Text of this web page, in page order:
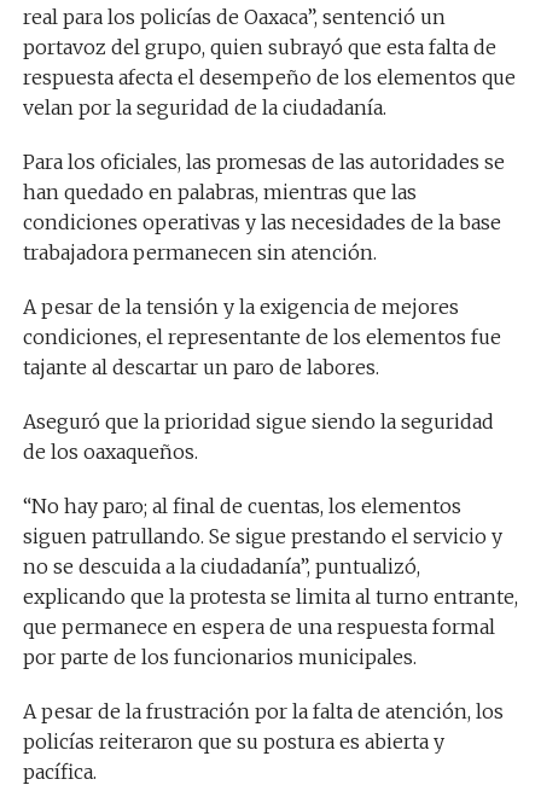
real para los policías de Oaxaca”, sentenció un
portavoz del grupo, quien subrayó que esta falta de
respuesta afecta el desempeño de los elementos que
velan por la seguridad de la ciudadanía.
Para los oficiales, las promesas de las autoridades se
han quedado en palabras, mientras que las
condiciones operativas y las necesidades de la base
trabajadora permanecen sin atención.
A pesar de la tensión y la exigencia de mejores
condiciones, el representante de los elementos fue
tajante al descartar un paro de labores.
Aseguró que la prioridad sigue siendo la seguridad
de los oaxaqueños.
“No hay paro; al final de cuentas, los elementos
siguen patrullando. Se sigue prestando el servicio y
no se descuida a la ciudadanía”, puntualizó,
explicando que la protesta se limita al turno entrante,
que permanece en espera de una respuesta formal
por parte de los funcionarios municipales.
A pesar de la frustración por la falta de atención, los
policías reiteraron que su postura es abierta y
pacífica.